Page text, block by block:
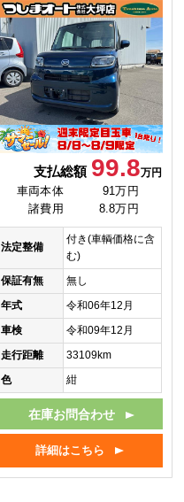
支払総額 99.8万円
車両本体
91万円
諸費用
8.8万円
法定整備
付き(車輌価格に含
む)
保証有無
無し
年式
令和06年12月
車検
令和09年12月
走行距離
33109km
色
紺
在庫お問合わせ
詳細はこちら